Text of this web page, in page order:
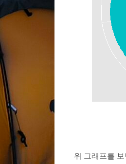
위 그래프를